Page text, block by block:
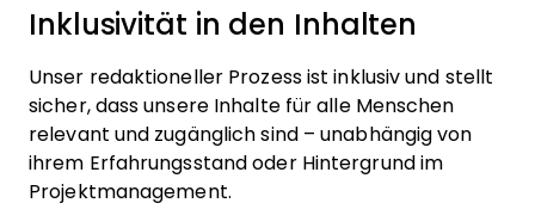
Inklusivität in den Inhalten
Unser redaktioneller Prozess ist inklusiv und stellt
sicher, dass unsere Inhalte für alle Menschen
relevant und zugänglich sind – unabhängig von
ihrem Erfahrungsstand oder Hintergrund im
Projektmanagement.